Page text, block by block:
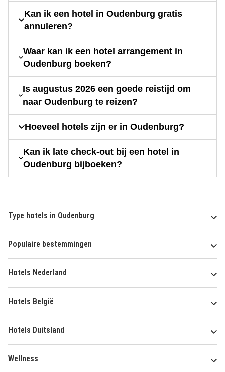
Kan ik een hotel in Oudenburg gratis
annuleren?
Waar kan ik een hotel arrangement in
Oudenburg boeken?
Is augustus 2026 een goede reistijd om
naar Oudenburg te reizen?
Hoeveel hotels zijn er in Oudenburg?
Kan ik late check-out bij een hotel in
Oudenburg bijboeken?
Type hotels in Oudenburg
Populaire bestemmingen
Hotels Nederland
Hotels België
Hotels Duitsland
Wellness